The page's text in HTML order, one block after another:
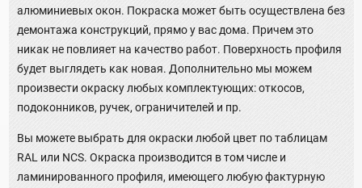
алюминиевых окон. Покраска может быть осуществлена без
демонтажа конструкций, прямо у вас дома. Причем это
никак не повлияет на качество работ. Поверхность профиля
будет выглядеть как новая. Дополнительно мы можем
произвести окраску любых комплектующих: откосов,
подоконников, ручек, ограничителей и пр.
Вы можете выбрать для окраски любой цвет по таблицам
RAL или NCS. Окраска производится в том числе и
ламинированного профиля, имеющего любую фактурную